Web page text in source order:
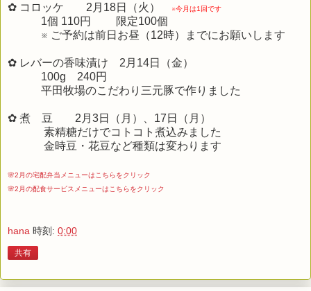
✿ コロッケ 2月18日（火） ※今月は1回です
1個 110円 限定100個
※ ご予約は前日お昼（12時）までにお願いします
✿ レバーの香味漬け 2月14日（金）
100g 240円
平田牧場のこだわり三元豚で作りました
✿ 煮 豆 2月3日（月）、17日（月）
素精糖だけでコトコト煮込みました
金時豆・花豆など種類は変わります
🌸2月の宅配弁当メニューはこちらをクリック
🌸2月の配食サービスメニューはこちらをクリック
hana 時刻: 0:00
共有